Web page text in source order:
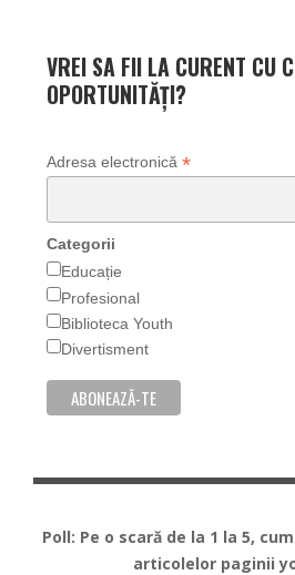
VREI SA FII LA CURENT CU
OPORTUNITĂȚI?
Adresa electronică *
Categorii
Educație
Profesional
Biblioteca Youth
Divertisment
Poll: Pe o scară de la 1 la 5,
articolelor paginii